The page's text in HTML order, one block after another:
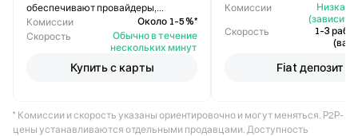
обеспечивают провайдеры,
соответствующие стандарту PCI-
DSS.
Комиссии
Около 1–5 %*
Скорость
Обычно в течение
нескольких минут
Купить с карты
Комиссии
Низкая /
(зависит
Скорость
1–3
Fiat депозит
* Комиссии и скорость указаны ориентировочно и могут меняться. P2P-
цены устанавливаются отдельными продавцами. Доступность